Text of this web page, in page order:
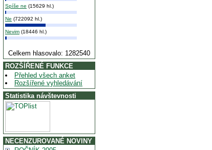
Spíše ne (15629 hl.)
Ne (722092 hl.)
Nevim (18446 hl.)
Celkem hlasovalo: 1282540
ROZŠÍŘENÉ FUNKCE
Přehled všech anket
Rozšířené vyhledávání
Statistika návštevnosti
NECENZUROVANÉ NOVINY